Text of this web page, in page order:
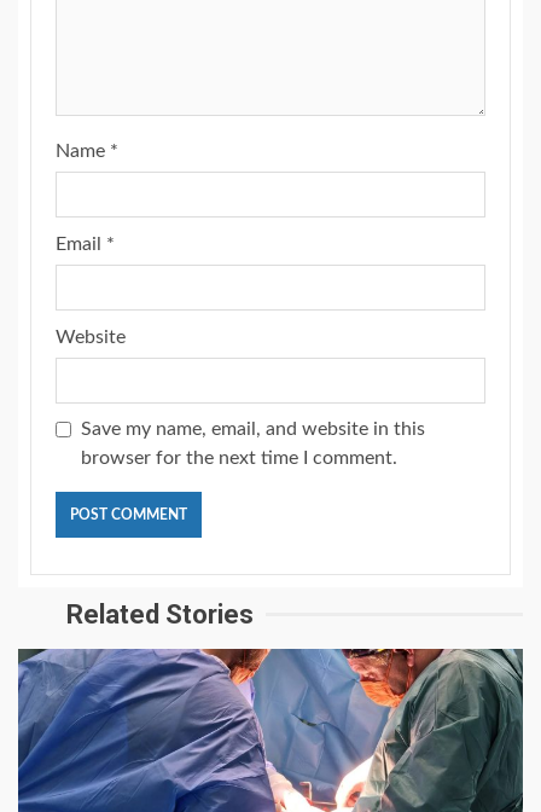
Name *
Email *
Website
Save my name, email, and website in this
browser for the next time I comment.
Related Stories